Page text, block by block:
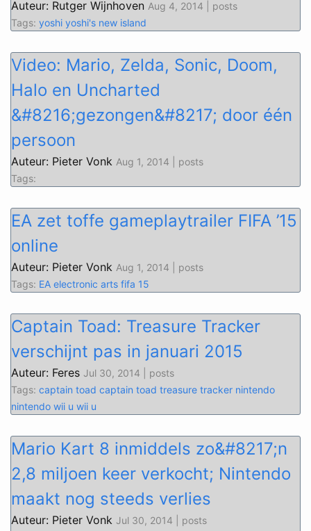
Auteur: Rutger Wijnhoven Aug 4, 2014 | posts
Tags: yoshi yoshi's new island
Video: Mario, Zelda, Sonic, Doom,
Halo en Uncharted
&#8216;gezongen&#8217; door één
persoon
Auteur: Pieter Vonk Aug 1, 2014 | posts
Tags:
EA zet toffe gameplaytrailer FIFA ’15
online
Auteur: Pieter Vonk Aug 1, 2014 | posts
Tags: EA electronic arts fifa 15
Captain Toad: Treasure Tracker
verschijnt pas in januari 2015
Auteur: Feres Jul 30, 2014 | posts
Tags: captain toad captain toad treasure tracker nintendo
nintendo wii u wii u
Mario Kart 8 inmiddels zo&#8217;n
2,8 miljoen keer verkocht; Nintendo
maakt nog steeds verlies
Auteur: Pieter Vonk Jul 30, 2014 | posts